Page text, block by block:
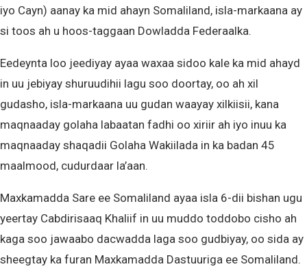
iyo Cayn) aanay ka mid ahayn Somaliland, isla-markaana ay
si toos ah u hoos-taggaan Dowladda Federaalka.
Eedeynta loo jeediyay ayaa waxaa sidoo kale ka mid ahayd
in uu jebiyay shuruudihii lagu soo doortay, oo ah xil
gudasho, isla-markaana uu gudan waayay xilkiisii, kana
maqnaaday golaha labaatan fadhi oo xiriir ah iyo inuu ka
maqnaaday shaqadii Golaha Wakiilada in ka badan 45
maalmood, cudurdaar la’aan.
Maxkamadda Sare ee Somaliland ayaa isla 6-dii bishan ugu
yeertay Cabdirisaaq Khaliif in uu muddo toddobo cisho ah
kaga soo jawaabo dacwadda laga soo gudbiyay, oo sida ay
sheegtay ka furan Maxkamadda Dastuuriga ee Somaliland.